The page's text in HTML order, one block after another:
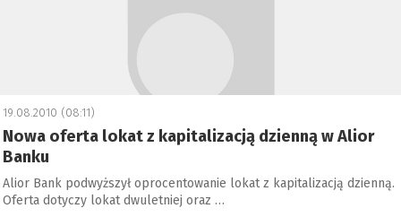
19.08.2010 (08:11)
Nowa oferta lokat z kapitalizacją dzienną w Alior
Banku
Alior Bank podwyższył oprocentowanie lokat z kapitalizacją dzienną.
Oferta dotyczy lokat dwuletniej oraz …